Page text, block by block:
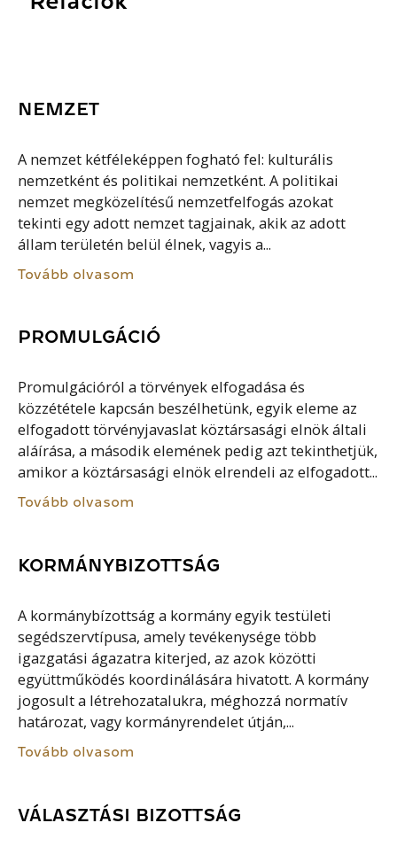
NEMZET
A nemzet kétféleképpen fogható fel: kulturális
nemzetként és politikai nemzetként. A politikai
nemzet megközelítésű nemzetfelfogás azokat
tekinti egy adott nemzet tagjainak, akik az adott
állam területén belül élnek, vagyis a...
Tovább olvasom
PROMULGÁCIÓ
Promulgációról a törvények elfogadása és
közzététele kapcsán beszélhetünk, egyik eleme az
elfogadott törvényjavaslat köztársasági elnök általi
aláírása, a második elemének pedig azt tekinthetjük,
amikor a köztársasági elnök elrendeli az elfogadott...
Tovább olvasom
KORMÁNYBIZOTTSÁG
A kormánybízottság a kormány egyik testületi
segédszervtípusa, amely tevékenysége több
igazgatási ágazatra kiterjed, az azok közötti
együttműködés koordinálására hivatott. A kormány
jogosult a létrehozatalukra, méghozzá normatív
határozat, vagy kormányrendelet útján,...
Tovább olvasom
VÁLASZTÁSI BIZOTTSÁG